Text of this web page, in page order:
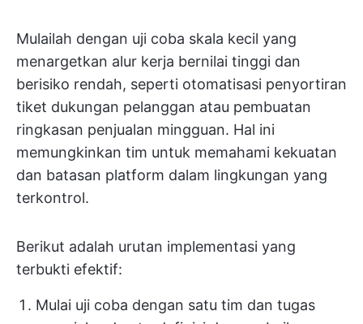
Mulailah dengan uji coba skala kecil yang
menargetkan alur kerja bernilai tinggi dan
berisiko rendah, seperti otomatisasi penyortiran
tiket dukungan pelanggan atau pembuatan
ringkasan penjualan mingguan. Hal ini
memungkinkan tim untuk memahami kekuatan
dan batasan platform dalam lingkungan yang
terkontrol.
Berikut adalah urutan implementasi yang
terbukti efektif:
Mulai uji coba dengan satu tim dan tugas